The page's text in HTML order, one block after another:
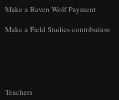
Make a Raven Wolf Payment
Make a Field Studies contribution
Teachers